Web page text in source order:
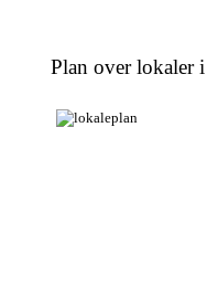
Plan over lokaler